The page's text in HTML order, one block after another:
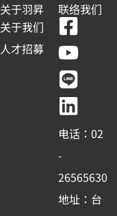
关于羽昇
关于我们
人才招募
联络我们
F
a
c
e
b
o
o
k
-
Y
o
u
t
u
b
e
L
i
n
e
L
i
n
k
e
d
i
n
电话：02
-
26565630
地址：台